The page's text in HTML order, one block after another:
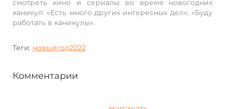
смотреть кино и сериалы во время новогодних
каникул: «Есть много других интересных дел»; «Буду
работать в каникулы».
Теги: новыйгод2022
Комментарии